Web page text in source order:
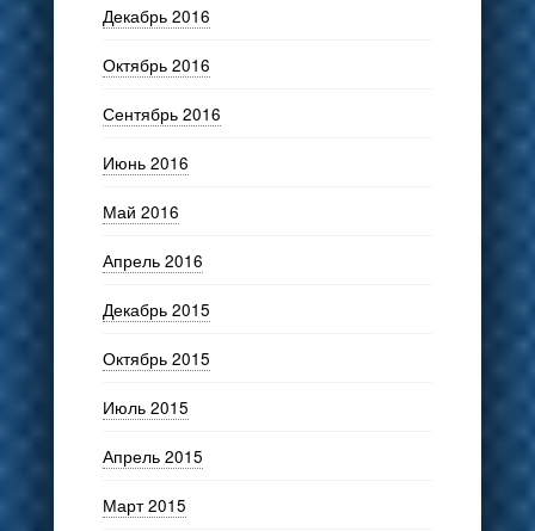
Декабрь 2016
Октябрь 2016
Сентябрь 2016
Июнь 2016
Май 2016
Апрель 2016
Декабрь 2015
Октябрь 2015
Июль 2015
Апрель 2015
Март 2015